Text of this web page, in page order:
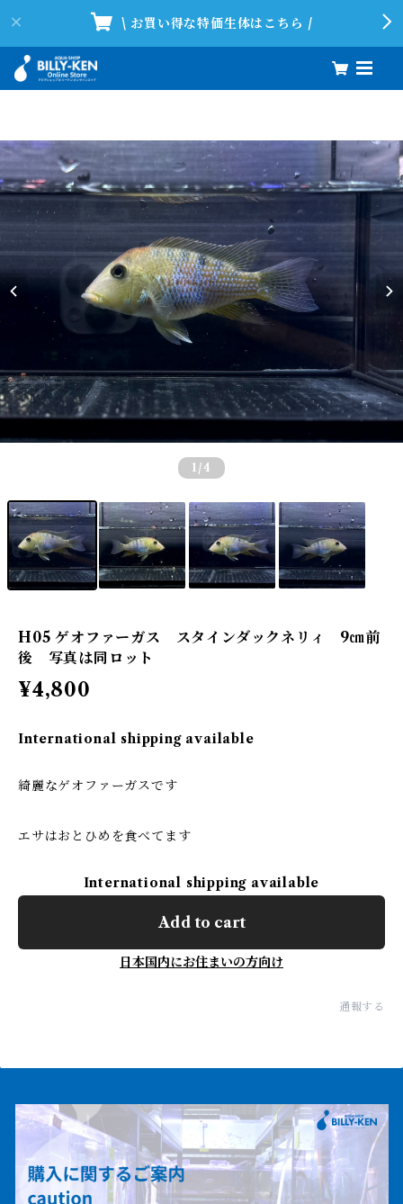
\ お買い得な特価生体はこちら /
1 /4
H05 ゲオファーガス スタインダックネリィ 9㎝前
後 写真は同ロット
¥4,800
International shipping available
綺麗なゲオファーガスです
エサはおとひめを食べてます
International shipping available
Add to cart
日本国内にお住まいの方向け
通報する